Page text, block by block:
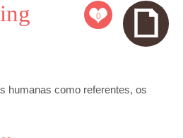
0
humanas como referentes, os